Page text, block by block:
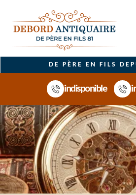
DE PÈRE EN FILS
indisponible